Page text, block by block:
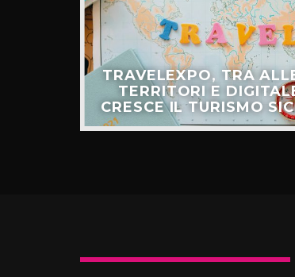
TRAVELEXPO, TRA
TERRITORI E
CRESCE IL TURISMO